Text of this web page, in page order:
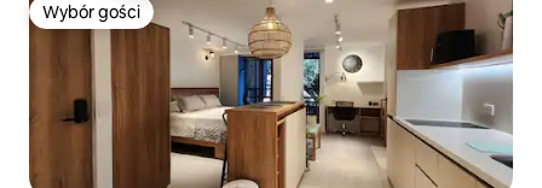
Wybór gości
Wybór gości